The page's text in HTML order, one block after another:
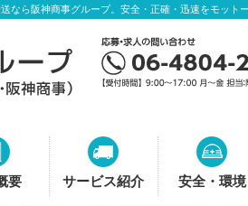
なら阪神商事グループ。安全・正確・迅速をモット
要 サービス紹介 安全・環境